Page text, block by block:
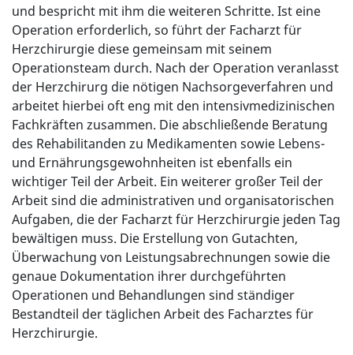
und bespricht mit ihm die weiteren Schritte. Ist eine
Operation erforderlich, so führt der Facharzt für
Herzchirurgie diese gemeinsam mit seinem
Operationsteam durch. Nach der Operation veranlasst
der Herzchirurg die nötigen Nachsorgeverfahren und
arbeitet hierbei oft eng mit den intensivmedizinischen
Fachkräften zusammen. Die abschließende Beratung
des Rehabilitanden zu Medikamenten sowie Lebens-
und Ernährungsgewohnheiten ist ebenfalls ein
wichtiger Teil der Arbeit. Ein weiterer großer Teil der
Arbeit sind die administrativen und organisatorischen
Aufgaben, die der Facharzt für Herzchirurgie jeden Tag
bewältigen muss. Die Erstellung von Gutachten,
Überwachung von Leistungsabrechnungen sowie die
genaue Dokumentation ihrer durchgeführten
Operationen und Behandlungen sind ständiger
Bestandteil der täglichen Arbeit des Facharztes für
Herzchirurgie.